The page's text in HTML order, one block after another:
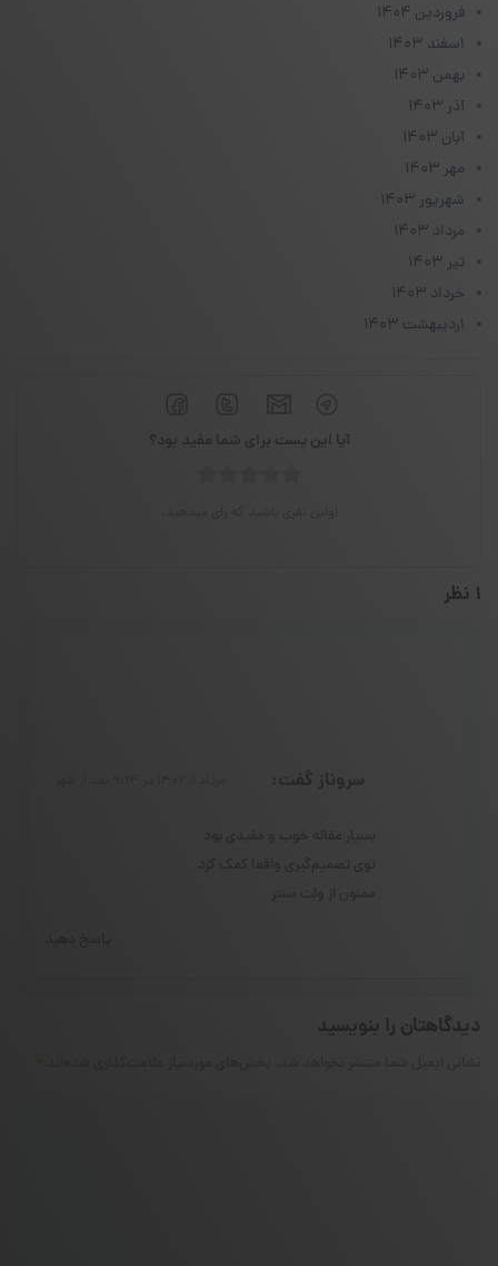
فروردین ۱۴۰۴
اسفند ۱۴۰۳
بهمن ۱۴۰۳
آذر ۱۴۰۳
آبان ۱۴۰۳
مهر ۱۴۰۳
شهریور ۱۴۰۳
مرداد ۱۴۰۳
تیر ۱۴۰۳
خرداد ۱۴۰۳
اردیبهشت ۱۴۰۳
آیا این پست برای شما مفید بود؟
1 نظر
سروناز گفت:
بسیار مقاله خوب و مفیدی بود
توی تصمیم‌گیری واقعا کمک کرد
ممنون از ولت سنتر
دیدگاهتان را بنویسید
*